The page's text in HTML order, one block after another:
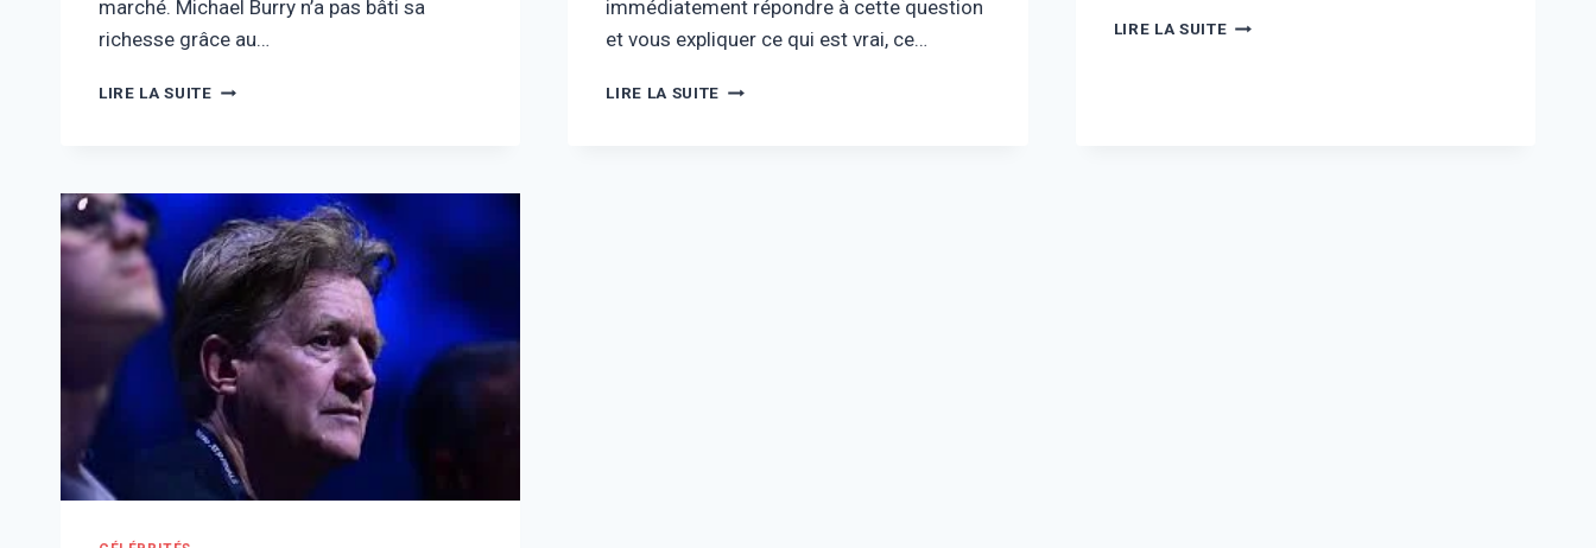
marché. Michael Burry n’a pas bâti sa
richesse grâce au…
LIRE LA SUITEFORTUNE
CHRONOLOGIE
DE
SON
ASCENSION
FINANCIÈRE
immédiatement répondre à cette question
et vous expliquer ce qui est vrai, ce…
LIRE LA SUITE FRÉDÉRIC LOPEZ
LIRE LA SUITEANNE